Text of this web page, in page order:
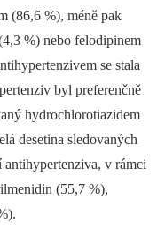
(86,6 %), méně pak
%) nebo felodipinem
se stala
byl preferenčně
hydrochlorotiazidem
desetina sledovaných
v rámci
(55,7 %),